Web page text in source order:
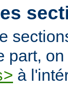
part,
à